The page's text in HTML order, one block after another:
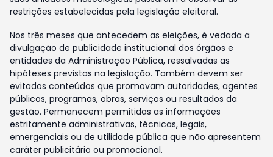
restrições estabelecidas pela legislação eleitoral.
Nos três meses que antecedem as eleições, é vedada a
divulgação de publicidade institucional dos órgãos e
entidades da Administração Pública, ressalvadas as
hipóteses previstas na legislação. Também devem ser
evitados conteúdos que promovam autoridades, agentes
públicos, programas, obras, serviços ou resultados da
gestão. Permanecem permitidas as informações
estritamente administrativas, técnicas, legais,
emergenciais ou de utilidade pública que não apresentem
caráter publicitário ou promocional.